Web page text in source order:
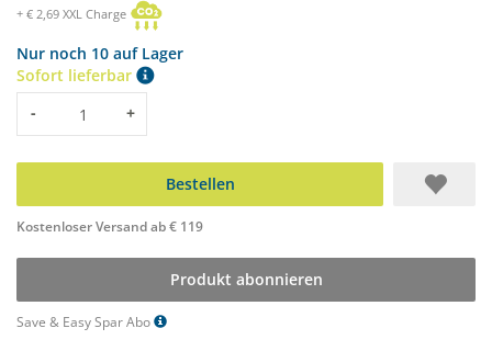
+ € 2,69 XXL Charge
Nur noch 10 auf Lager
Sofort lieferbar
Menge
- +
Bestellen
Kostenloser Versand ab € 119
Produkt abonnieren
Save & Easy Spar Abo